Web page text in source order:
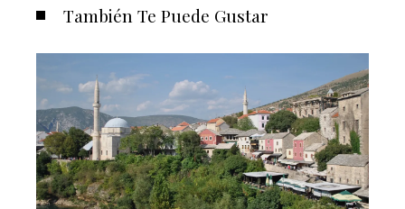
También Te Puede Gustar